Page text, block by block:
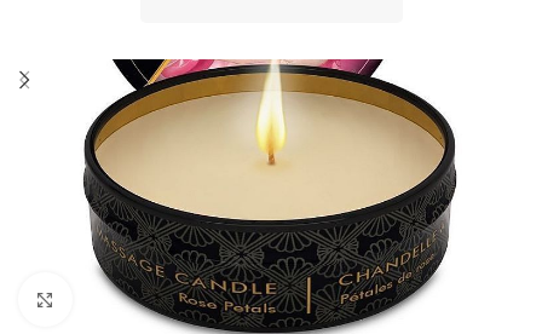
Click to enlarge